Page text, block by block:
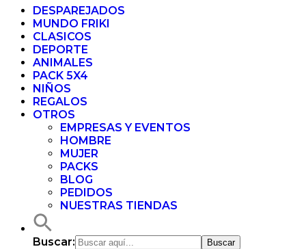
DESPAREJADOS
MUNDO FRIKI
CLASICOS
DEPORTE
ANIMALES
PACK 5X4
NIÑOS
REGALOS
OTROS
EMPRESAS Y EVENTOS
HOMBRE
MUJER
PACKS
BLOG
PEDIDOS
NUESTRAS TIENDAS
Buscar: